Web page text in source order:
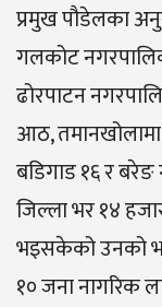
प्रमुख पौडेलका
गलकोट
ढोरपाटन
आठ, तमानखोलामा
बडिगाड १६ र बरेङ
जिल्ला भर १४
भइसकेको उनको
१० जना नागरिक